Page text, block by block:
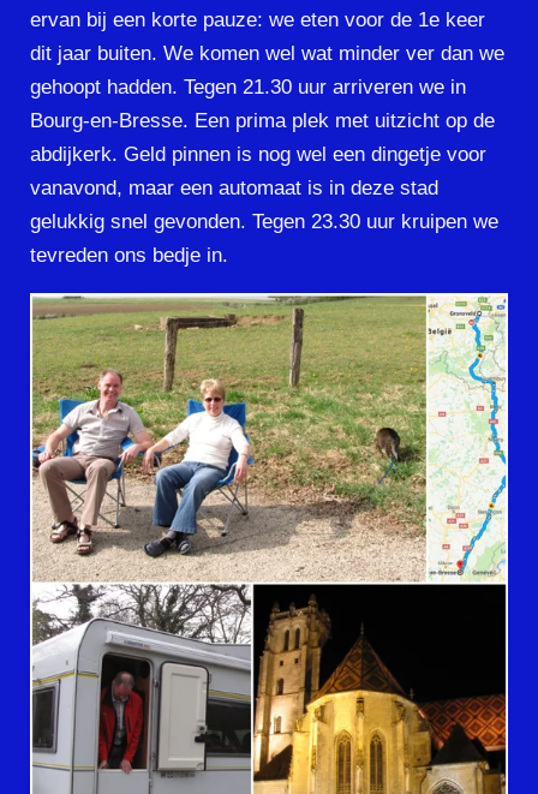
ervan bij een korte pauze: we eten voor de 1e keer
dit jaar buiten. We komen wel wat minder ver dan we
gehoopt hadden. Tegen 21.30 uur arriveren we in
Bourg-en-Bresse. Een prima plek met uitzicht op de
abdijkerk. Geld pinnen is nog wel een dingetje voor
vanavond, maar een automaat is in deze stad
gelukkig snel gevonden. Tegen 23.30 uur kruipen we
tevreden ons bedje in.